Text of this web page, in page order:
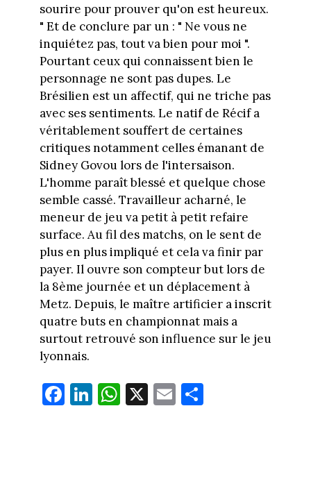
sourire pour prouver qu'on est heureux.
" Et de conclure par un : " Ne vous ne
inquiétez pas, tout va bien pour moi ".
Pourtant ceux qui connaissent bien le
personnage ne sont pas dupes. Le
Brésilien est un affectif, qui ne triche pas
avec ses sentiments. Le natif de Récif a
véritablement souffert de certaines
critiques notamment celles émanant de
Sidney Govou lors de l'intersaison.
L'homme paraît blessé et quelque chose
semble cassé. Travailleur acharné, le
meneur de jeu va petit à petit refaire
surface. Au fil des matchs, on le sent de
plus en plus impliqué et cela va finir par
payer. Il ouvre son compteur but lors de
la 8ème journée et un déplacement à
Metz. Depuis, le maître artificier a inscrit
quatre buts en championnat mais a
surtout retrouvé son influence sur le jeu
lyonnais.
Fa
ce
Li
nk
W
ha
X E
m
Pa
rt